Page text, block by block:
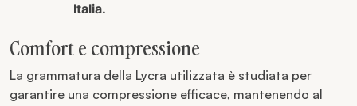
Italia.
Comfort e compressione
La grammatura della Lycra utilizzata è studiata per
garantire una compressione efficace, mantenendo al